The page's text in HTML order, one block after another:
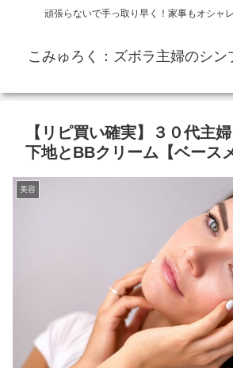
頑張らないで手っ取り早く！家事もオシャ
こみゅろく：ズボラ主婦のシン
【リピ買い確実】３０代主
下地とBBクリーム【ベース
美容